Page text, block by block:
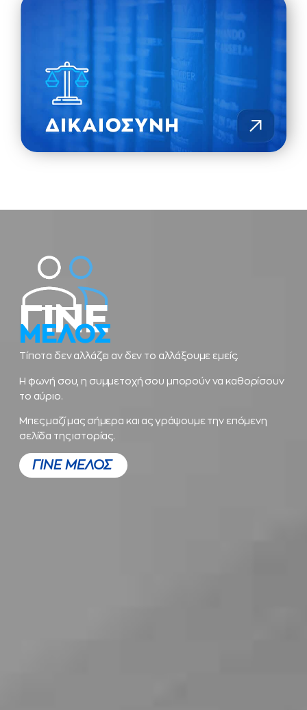
ΓΙΝΕ
ΜΕΛΟΣ
Τίποτα δεν αλλάζει αν δεν το αλλάξουμε εμείς.
Η φωνή σου, η συμμετοχή σου μπορούν να καθορίσουν
το αύριο.
Μπες μαζί μας σήμερα και ας γράψουμε την επόμενη
σελίδα της ιστορίας.
ΓΙΝΕ ΜΕΛΟΣ